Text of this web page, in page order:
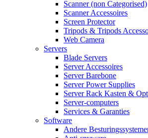
Scanner (non Categorised)
Scanner Accessoires
Screen Protector
Tripods & Tripods
Web Camera
Servers
Blade Servers
Server Accessoires
Server Barebone
Server Power Supplies
Server Rack Kasten &
Server-computers
Services & Garanties
Software
Andere